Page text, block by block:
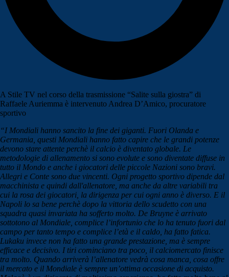
A Stile TV nel corso della trasmissione “Salite sulla giostra” di
Raffaele Auriemma è intervenuto Andrea D’Amico, procuratore
sportivo
“I Mondiali hanno sancito la fine dei giganti. Fuori Olanda e
Germania, questi Mondiali hanno fatto capire che le grandi potenze
devono stare attente perchè il calcio è diventato globale. Le
metodologie di allenamento si sono evolute e sono diventate diffuse in
tutto il Mondo e anche i giocatori delle piccole Nazioni sono bravi.
Allegri e Conte sono due vincenti. Ogni progetto sportivo dipende dal
macchinista e quindi dall'allenatore, ma anche da altre variabili tra
cui la rosa dei giocatori, la dirigenza per cui ogni anno è diverso. E il
Napoli lo sa bene perchè dopo la vittoria dello scudetto con una
squadra quasi invariata ha sofferto molto. De Bruyne è arrivato
sottotono al Mondiale, complice l’infortunio che lo ha tenuto fuori dal
campo per tanto tempo e complice l’età e il caldo, ha fatto fatica.
Lukaku invece non ha fatto una grande prestazione, ma è sempre
efficace e decisivo. I tiri cominciano tra poco, il calciomercato finisce
tra molto. Quando arriverà l’allenatore vedrà cosa manca, cosa offre
il mercato e il Mondiale è sempre un’ottima occasione di acquisto.